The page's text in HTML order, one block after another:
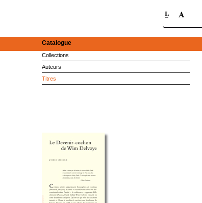
Catalogue
Collections
Auteurs
Titres